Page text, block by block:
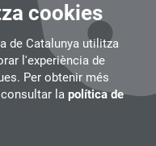
cookies
de Catalunya utilitza
l'experiència de
Per obtenir més
la política de